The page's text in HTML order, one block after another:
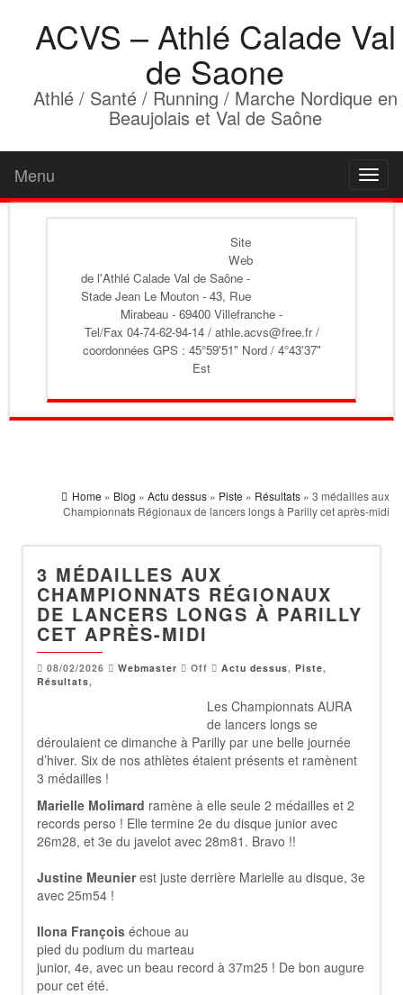
ACVS – Athlé Calade Val
de Saone
Athlé / Santé / Running / Marche Nordique en
Beaujolais et Val de Saône
Menu
Site
Web
de l'Athlé Calade Val de Saône -
Stade Jean Le Mouton - 43, Rue
Mirabeau - 69400 Villefranche -
Tel/Fax 04-74-62-94-14 / athle.acvs@free.fr /
coordonnées GPS : 45°59'51" Nord / 4°43'37"
Est
Home » Blog » Actu dessus » Piste » Résultats » 3 médailles aux
Championnats Régionaux de lancers longs à Parilly cet après-midi
3 MÉDAILLES AUX
CHAMPIONNATS RÉGIONAUX
DE LANCERS LONGS À PARILLY
CET APRÈS-MIDI
08/02/2026 Webmaster Off Actu dessus, Piste,
Résultats,
Les Championnats AURA
de lancers longs se
déroulaient ce dimanche à Parilly par une belle journée
d’hiver. Six de nos athlètes étaient présents et ramènent
3 médailles !
Marielle Molimard ramène à elle seule 2 médailles et 2
records perso ! Elle termine 2e du disque junior avec
26m28, et 3e du javelot avec 28m81. Bravo !!
Justine Meunierest juste derrière Marielle au disque, 3e
avec 25m54 !
Ilona François échoue au
pied du podium du marteau
junior, 4e, avec un beau record à 37m25 ! De bon augure
pour cet été.